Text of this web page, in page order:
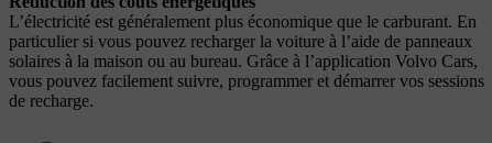
L’électricité est généralement plus économique que le carburant. En
particulier si vous pouvez recharger la voiture à l’aide de panneaux
solaires à la maison ou au bureau. Grâce à l’application Volvo Cars,
vous pouvez facilement suivre, programmer et démarrer vos sessions
de recharge.